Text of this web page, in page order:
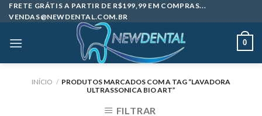
Skip
to
FRETE GRÁTIS A PARTIR DE R$199,99 EM COMPRAS...
VENDAS@NEWDENTAL.COM.BR
0
INÍCIO / PRODUTOS MARCADOS COM A TAG “LAVADORA
ULTRASSONICA BIO ART”
FILTRAR